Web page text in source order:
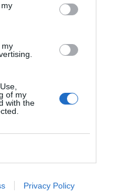
my
of my
with the
Privacy Policy